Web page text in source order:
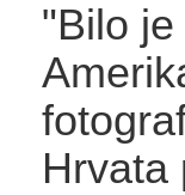
"Bilo
Hrvata